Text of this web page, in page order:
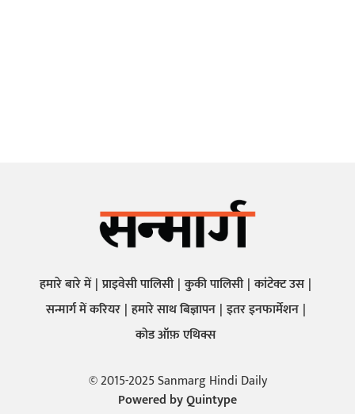
हमारे बारे में प्राइवेसी पालिसी कुकी पालिसी कांटेक्ट उस
सन्मार्ग में करियर हमारे साथ बिज्ञापन इतर इनफार्मेशन
कोड ऑफ़ एथिक्स
© 2015-2025 Sanmarg Hindi Daily
Powered byQuintype